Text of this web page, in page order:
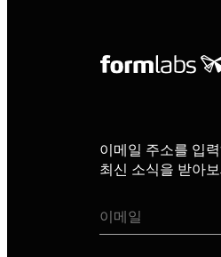
이메일 주소를 입
최신 소식을 받아